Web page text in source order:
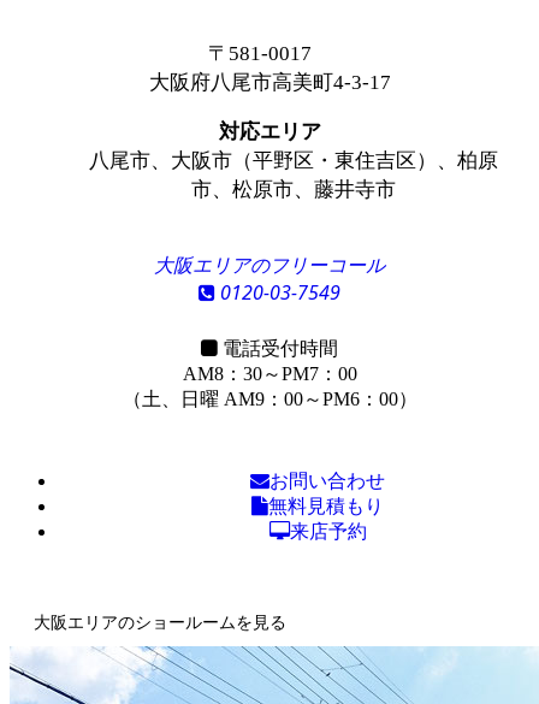
〒581-0017
大阪府八尾市高美町4-3-17
対応エリア
八尾市、大阪市（平野区・東住吉区）、柏原
市、松原市、藤井寺市
大阪エリアのフリーコール
0120-03-7549
電話受付時間
AM8：30～PM7：00
（土、日曜 AM9：00～PM6：00）
お問い合わせ
無料見積もり
来店予約
大阪エリアのショールームを見る